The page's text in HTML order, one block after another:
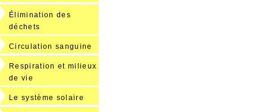
Élimination des
déchets
Circulation sanguine
Respiration et milieux
de vie
Le système solaire